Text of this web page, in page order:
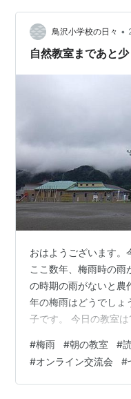
鳥沢小学校の日々 •
自然教室まであと少
おはようございます。
ここ数年、梅雨時の雨
の時期の雨がないと農
年の梅雨はどうでしょ
子です。 今日の教室
素早く済ませましたね
す。 4年生も朝学習。
な図書館には、図書委
#梅雨 #朝の教室 #
#オンライン交流会 #